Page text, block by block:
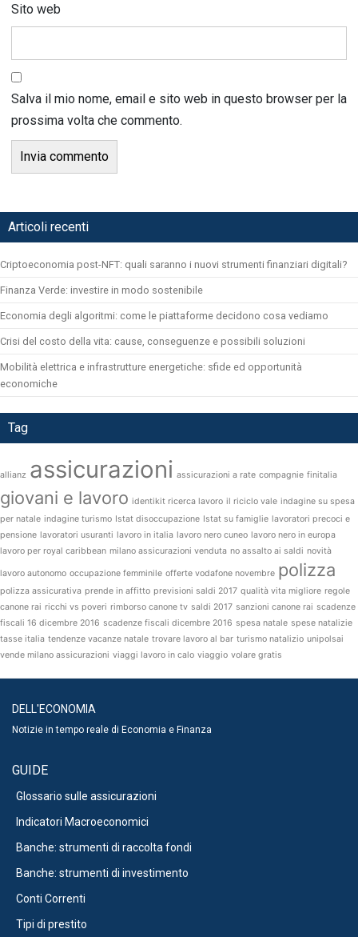
Sito web
Salva il mio nome, email e sito web in questo browser per la
prossima volta che commento.
Articoli recenti
Criptoeconomia post-NFT: quali saranno i nuovi strumenti finanziari digitali?
Finanza Verde: investire in modo sostenibile
Economia degli algoritmi: come le piattaforme decidono cosa vediamo
Crisi del costo della vita: cause, conseguenze e possibili soluzioni
Mobilità elettrica e infrastrutture energetiche: sfide ed opportunità
economiche
Tag
allianz assicurazioni assicurazioni a rate compagnie finitalia
giovani e lavoro identikit ricerca lavoro il riciclo vale indagine su spesa
per natale indagine turismo Istat disoccupazione Istat su famiglie lavoratori precoci e
pensione lavoratori usuranti lavoro in italia lavoro nero cuneo lavoro nero in europa
lavoro per royal caribbean milano assicurazioni venduta no assalto ai saldi novità
lavoro autonomo occupazione femminile offerte vodafone novembre polizza
polizza assicurativa prende in affitto previsioni saldi 2017 qualità vita migliore regole
canone rai ricchi vs poveri rimborso canone tv saldi 2017 sanzioni canone rai scadenze
fiscali 16 dicembre 2016 scadenze fiscali dicembre 2016 spesa natale spese natalizie
tasse italia tendenze vacanze natale trovare lavoro al bar turismo natalizio unipolsai
vende milano assicurazioni viaggi lavoro in calo viaggio volare gratis
DELL'ECONOMIA
Notizie in tempo reale di Economia e Finanza
GUIDE
Glossario sulle assicurazioni
Indicatori Macroeconomici
Banche: strumenti di raccolta fondi
Banche: strumenti di investimento
Conti Correnti
Tipi di prestito